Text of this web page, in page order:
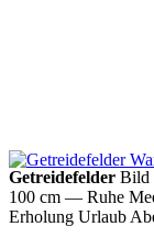
Getreidefelder Bild
100 cm — Ruhe
Erholung Urlaub